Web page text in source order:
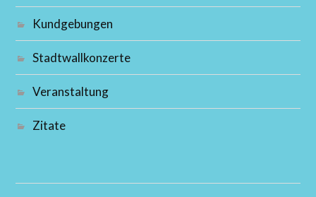
Kundgebungen
Stadtwallkonzerte
Veranstaltung
Zitate